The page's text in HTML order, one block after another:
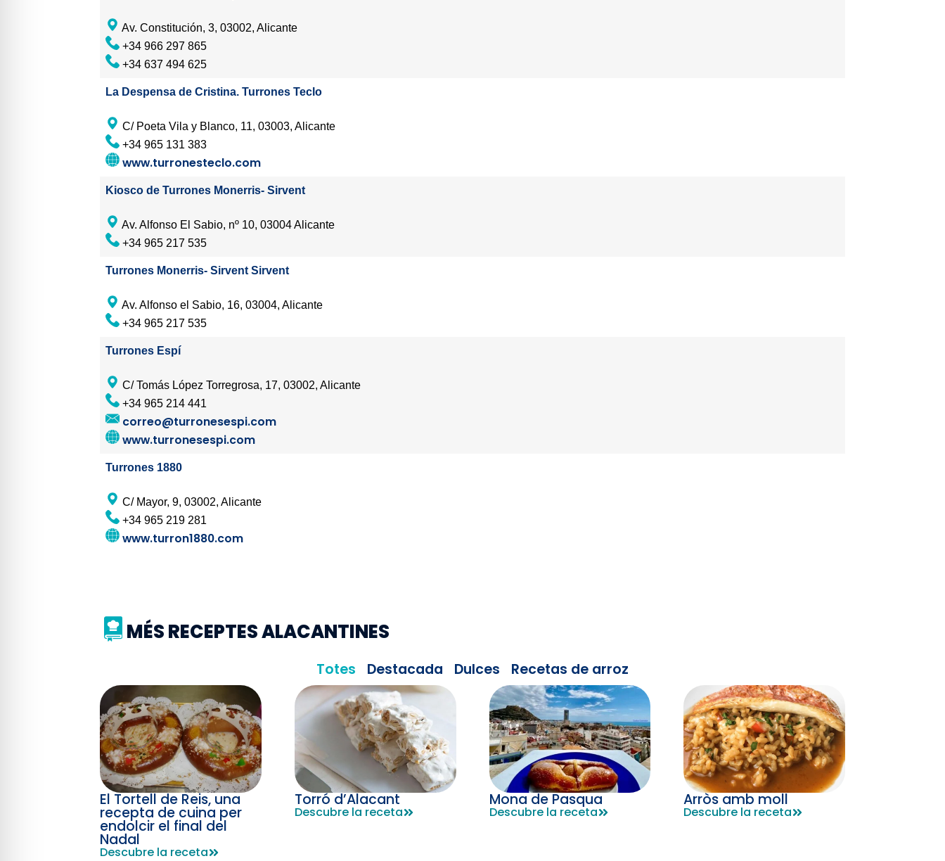
Av. Constitución, 3, 03002, Alicante
+34 966 297 865
+34 637 494 625
La Despensa de Cristina. Turrones Teclo
C/ Poeta Vila y Blanco, 11, 03003, Alicante
+34 965 131 383
www.turronesteclo.com
Kiosco de Turrones Monerris- Sirvent
Av. Alfonso El Sabio, nº 10, 03004 Alicante
+34 965 217 535
Turrones Monerris- Sirvent Sirvent
Av. Alfonso el Sabio, 16, 03004, Alicante
+34 965 217 535
Turrones Espí
C/ Tomás López Torregrosa, 17, 03002, Alicante
+34 965 214 441
correo@turronesespi.com
www.turronesespi.com
Turrones 1880
C/ Mayor, 9, 03002, Alicante
+34 965 219 281
www.turron1880.com
MÉS RECEPTES ALACANTINES
Destacada Dulces Recetas de arroz
Totes
El Tortell de Reis, una
recepta de cuina per
endolcir el final del
Nadal
Descubre la receta
Torró d’Alacant
Descubre la receta
Mona de Pasqua
Descubre la receta
Arròs amb moll
Descubre la receta